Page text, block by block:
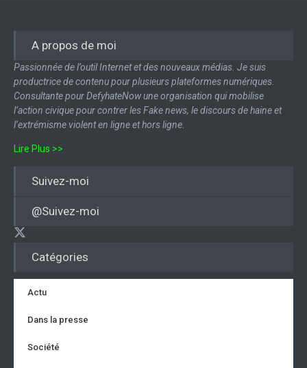
Catégories
Actu
Dans la presse
Société
A propos de moi
Passionnée de l’outil Internet et des nouveaux médias. Je suis
productrice de contenu pour plusieurs plateformes numériques.
Consultante pour DefyhateNow une organisation qui mobilise
l’action civique pour contrer les Fake news, le discours de haine et
l’extrémisme violent en ligne et hors ligne.
Lire Plus >>
Suivez-moi
@Suivez-moi